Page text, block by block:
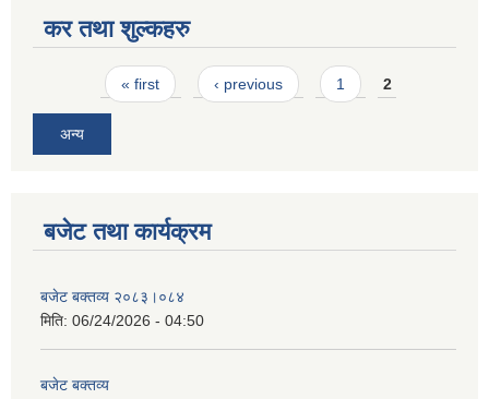
कर तथा शुल्कहरु
Pages« first ‹ previous 1 2
अन्य
बजेट तथा कार्यक्रम
बजेट बक्तव्य २०८३।०८४
मिति: 06/24/2026 - 04:50
बजेट बक्तव्य